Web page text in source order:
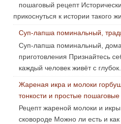
пошаговый рецепт
прикоснуться к истории такого
Суп-лапша поминальный,
Суп-лапша поминальный,
приготовления Признайтесь
каждый человек живёт с глубок...
Жареная икра и молоки
тонкости и простые
Рецепт жареной молоки и
сковороде Можно ли есть и